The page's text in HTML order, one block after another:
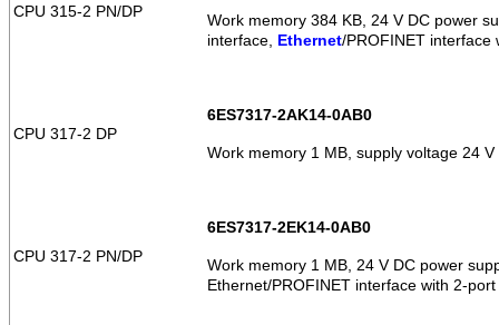
CPU 315-2 PN/DP
Work memory 384 KB, 24 V DC power
interface, Ethernet/PROFINET interface
CPU 317-2 DP
6ES7317-2AK14-0AB0
Work memory 1 MB, supply voltage 24
CPU 317-2 PN/DP
6ES7317-2EK14-0AB0
Work memory 1 MB, 24 V DC power
Ethernet/PROFINET interface with 2-